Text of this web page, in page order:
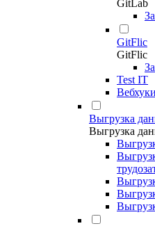
GitLab
GitFlic
GitFlic
Test IT
Вебхуки
Выгрузка
Выгрузка